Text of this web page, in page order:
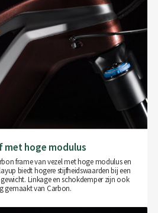
met hoge modulus
frame van vezel met hoge modulus en
biedt hogere stijfheidswaarden bij een
Linkage en schokdemper zijn ook
gemaakt van Carbon.